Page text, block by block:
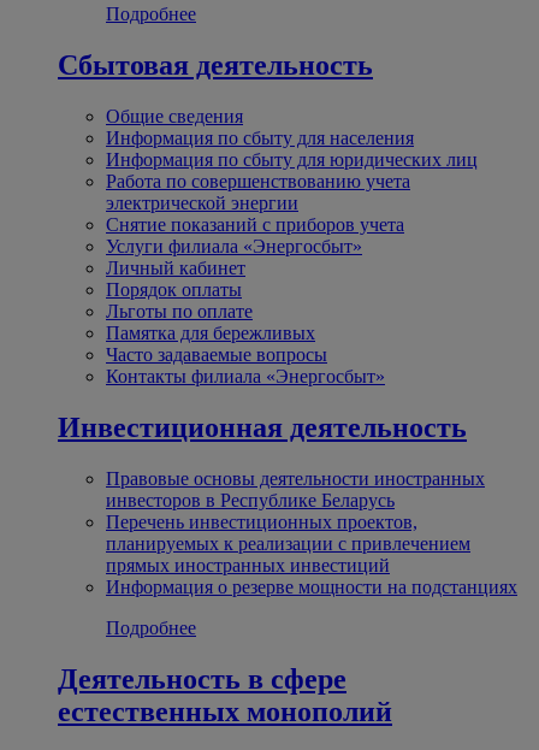
Подробнее
Сбытовая деятельность
Общие сведения
Информация по сбыту для населения
Информация по сбыту для юридических лиц
Работа по совершенствованию учета
электрической энергии
Снятие показаний с приборов учета
Услуги филиала «Энергосбыт»
Личный кабинет
Порядок оплаты
Льготы по оплате
Памятка для бережливых
Часто задаваемые вопросы
Контакты филиала «Энергосбыт»
Инвестиционная деятельность
Правовые основы деятельности иностранных
инвесторов в Республике Беларусь
Перечень инвестиционных проектов,
планируемых к реализации с привлечением
прямых иностранных инвестиций
Информация о резерве мощности на подстанциях
Подробнее
Деятельность в сфере
естественных монополий